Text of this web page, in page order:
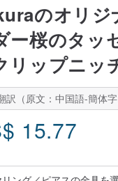
のオリ
ー桜のタッ
リップニッ
訳（原文：中国語-簡体字
15.77